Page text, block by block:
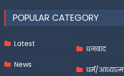
POPULAR CATEGORY
Latest
News
धनबाद
धर्म/आध्यात्म